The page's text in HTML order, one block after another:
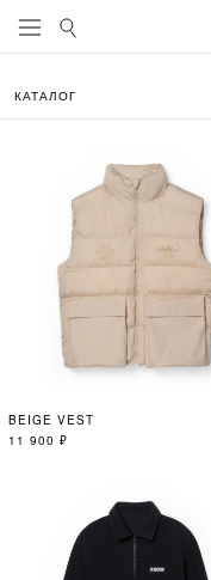
КАТАЛОГ
BEIGE VEST
11 900 ₽